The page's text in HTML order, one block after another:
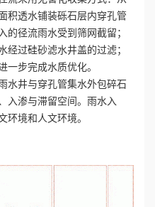
积透水铺装砾石层内穿孔管
径流雨水受到筛网截留；
过硅砂滤水井盖的过滤；
步完成水质优化。
水井与穿孔管集水外包碎石
入渗与滞留空间。雨水入
境和人文环境。